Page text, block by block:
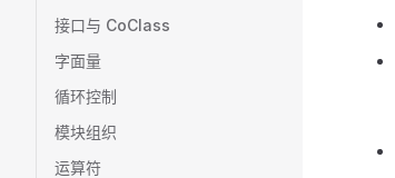
接口与 CoClass
字面量
循环控制
模块组织
运算符